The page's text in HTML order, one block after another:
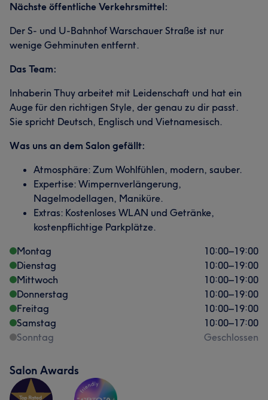
Nächste öffentliche Verkehrsmittel:
Der S- und U-Bahnhof Warschauer Straße ist nur
wenige Gehminuten entfernt.
Das Team:
Inhaberin Thuy arbeitet mit Leidenschaft und hat ein
Auge für den richtigen Style, der genau zu dir passt.
Sie spricht Deutsch, Englisch und Vietnamesisch.
Was uns an dem Salon gefällt:
Atmosphäre: Zum Wohlfühlen, modern, sauber.
Expertise: Wimpernverlängerung,
Nagelmodellagen, Maniküre.
Extras: Kostenloses WLAN und Getränke,
kostenpflichtige Parkplätze.
Montag
10:00–19:00
Dienstag
10:00–19:00
Mittwoch
10:00–19:00
Donnerstag
10:00–19:00
Freitag
10:00–19:00
Samstag
10:00–17:00
Sonntag
Geschlossen
Salon Awards